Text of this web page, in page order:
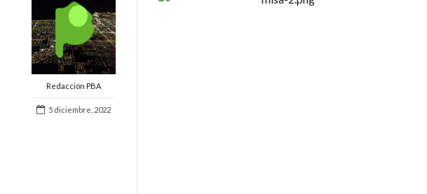
Redacción PBA
5 diciembre, 2022